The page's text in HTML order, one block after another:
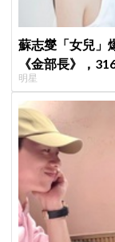
蘇志燮「女兒」
《金部長》，
明星